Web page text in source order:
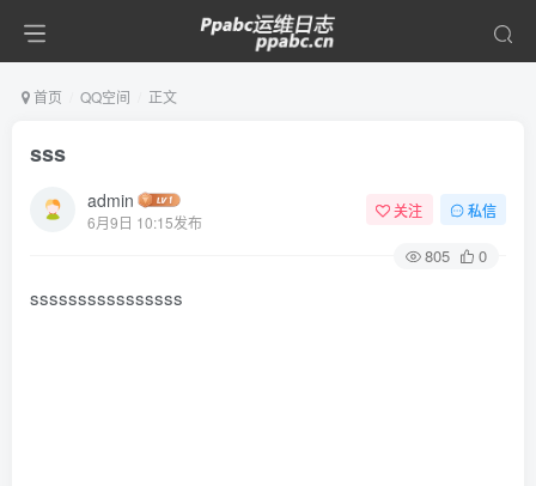
首页 QQ空间 正文
sss
admin
6月9日 10:15发布
关注 私信
805 0
ssssssssssssssss